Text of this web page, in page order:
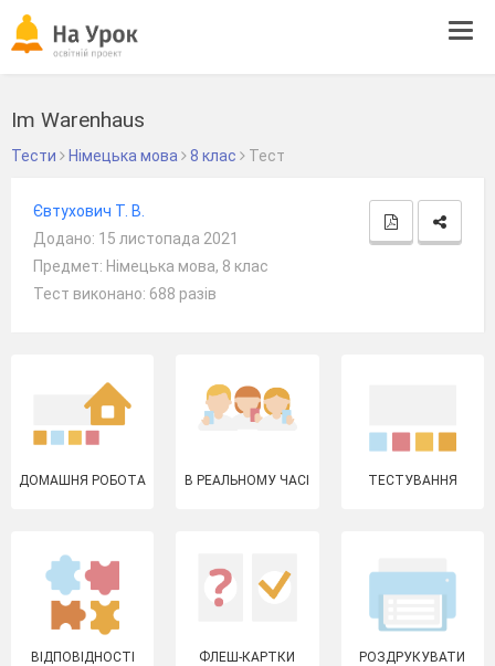
Im Warenhaus
Тести Німецька мова 8 клас Тест
Євтухович Т. В.
Додано: 15 листопада 2021
Предмет: Німецька мова, 8 клас
Тест виконано: 688 разів
ДОМАШНЯ РОБОТА В РЕАЛЬНОМУ ЧАСІ ТЕСТУВАННЯ
ВІДПОВІДНОСТІ ФЛЕШ-КАРТКИ РОЗДРУКУВАТИ